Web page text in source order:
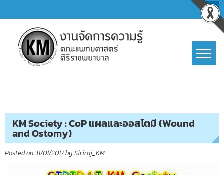
to
content
KM Society : CoP แผลและออสโตมี (Wound
and Ostomy)
Posted on31/01/2017by Siriraj_KM